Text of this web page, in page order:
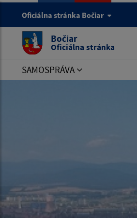
Oficiálna stránka Bočiar
Bočiar
Oficiálna stránka
SAMOSPRÁVA